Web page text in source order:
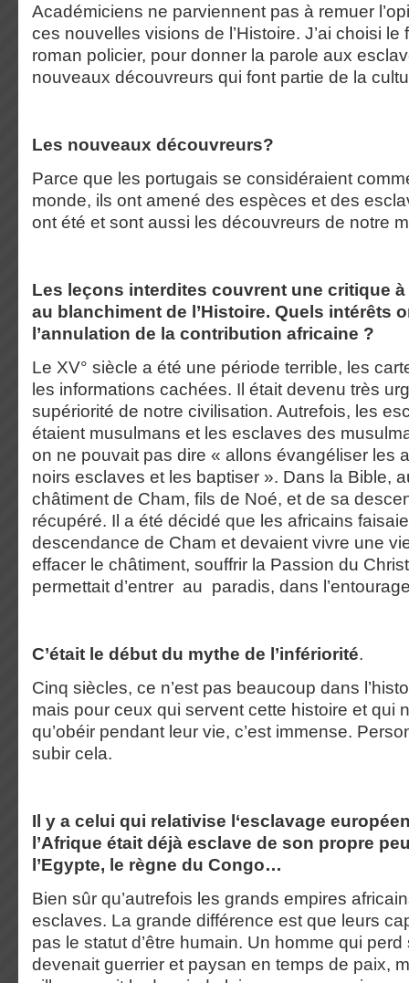
Académiciens ne parviennent pas à remuer
ces nouvelles visions de l’Histoire. J’ai choisi le
roman policier, pour donner la parole aux
nouveaux découvreurs qui font partie de la
Les nouveaux découvreurs?
Parce que les portugais se considéraient
monde, ils ont amené des espèces et des
ont été et sont aussi les découvreurs de notre
Les leçons interdites couvrent une critique
au blanchiment de l’Histoire. Quels intérêts
l’annulation de la contribution africaine ?
Le XV° siècle a été une période terrible, les
les informations cachées. Il était devenu très
supériorité de notre civilisation. Autrefois, les
étaient musulmans et les esclaves des
on ne pouvait pas dire « allons évangéliser les
noirs esclaves et les baptiser ». Dans la Bible,
châtiment de Cham, fils de Noé, et de sa
récupéré. Il a été décidé que les africains
descendance de Cham et devaient vivre une
effacer le châtiment, souffrir la Passion du
permettait d’entrer au paradis, dans
C’était le début du mythe de l’infériorité.
Cinq siècles, ce n’est pas beaucoup dans
mais pour ceux qui servent cette histoire et qui
qu’obéir pendant leur vie, c’est immense.
subir cela.
Il y a celui qui relativise l‘esclavage
l’Afrique était déjà esclave de son propre
l’Egypte, le règne du Congo…
Bien sûr qu’autrefois les grands empires
esclaves. La grande différence est que leurs
pas le statut d’être humain. Un homme qui
devenait guerrier et paysan en temps de paix,